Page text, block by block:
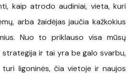
kaip atrodo audiniai, vieta, kuri
arba žaidėjas jaučia kažkokius
Nuo to priklauso visa mūsų
strategija ir tai yra be galo svarbu,
ligoninės, čia vietoje ir naujos